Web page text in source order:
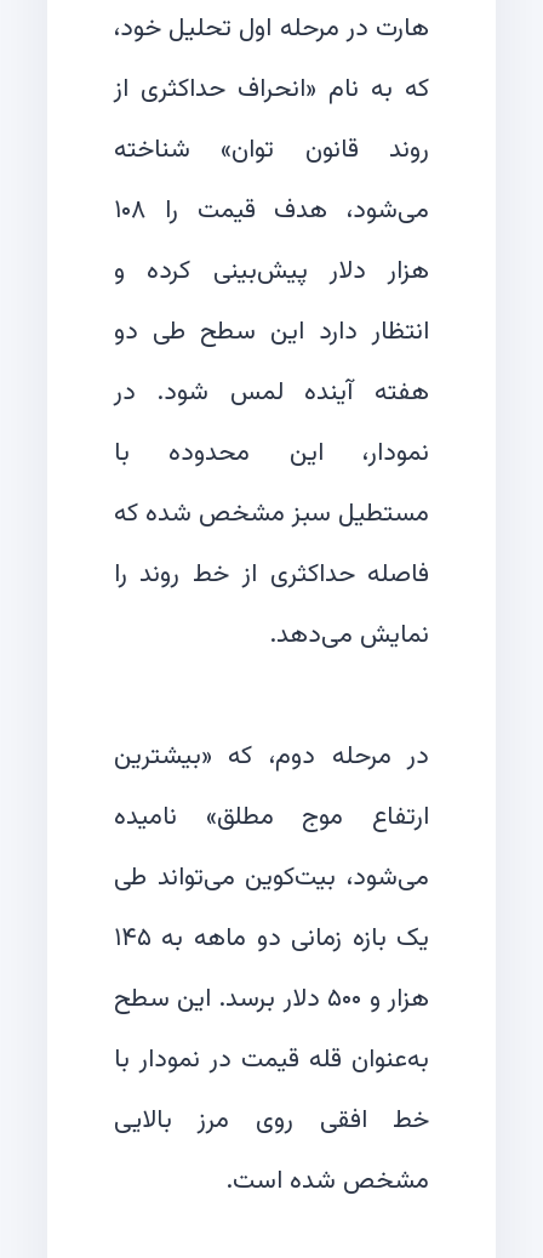
هارت در مرحله اول تحلیل خود،
که به نام «انحراف حداکثری از
روند قانون توان» شناخته
می‌شود، هدف قیمت را ۱۰۸
هزار دلار پیش‌بینی کرده و
انتظار دارد این سطح طی دو
هفته آینده لمس شود. در
نمودار، این محدوده با
مستطیل سبز مشخص شده که
فاصله حداکثری از خط روند را
در مرحله دوم، که «بیشترین
ارتفاع موج مطلق» نامیده
می‌شود، بیت‌کوین می‌تواند طی
یک بازه زمانی دو ماهه به ۱۴۵
هزار و ۵۰۰ دلار برسد. این سطح
به‌عنوان قله قیمت در نمودار با
خط افقی روی مرز بالایی